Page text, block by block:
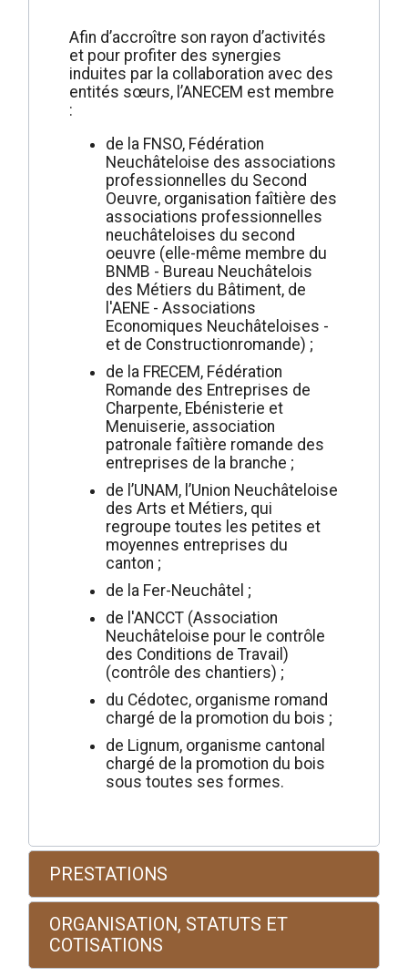
Afin d’accroître son rayon d’activités
et pour profiter des synergies
induites par la collaboration avec des
entités sœurs, l’ANECEM est membre
:
de la FNSO, Fédération
Neuchâteloise des associations
professionnelles du Second
Oeuvre, organisation faîtière des
associations professionnelles
neuchâteloises du second
oeuvre (elle-même membre du
BNMB - Bureau Neuchâtelois
des Métiers du Bâtiment, de
l'AENE - Associations
Economiques Neuchâteloises -
et de Constructionromande) ;
de la FRECEM, Fédération
Romande des Entreprises de
Charpente, Ebénisterie et
Menuiserie, association
patronale faîtière romande des
entreprises de la branche ;
de l’UNAM, l’Union Neuchâteloise
des Arts et Métiers, qui
regroupe toutes les petites et
moyennes entreprises du
canton ;
de la Fer-Neuchâtel ;
de l'ANCCT (Association
Neuchâteloise pour le contrôle
des Conditions de Travail)
(contrôle des chantiers) ;
du Cédotec, organisme romand
chargé de la promotion du bois ;
de Lignum, organisme cantonal
chargé de la promotion du bois
sous toutes ses formes.
PRESTATIONS
ORGANISATION, STATUTS ET
COTISATIONS